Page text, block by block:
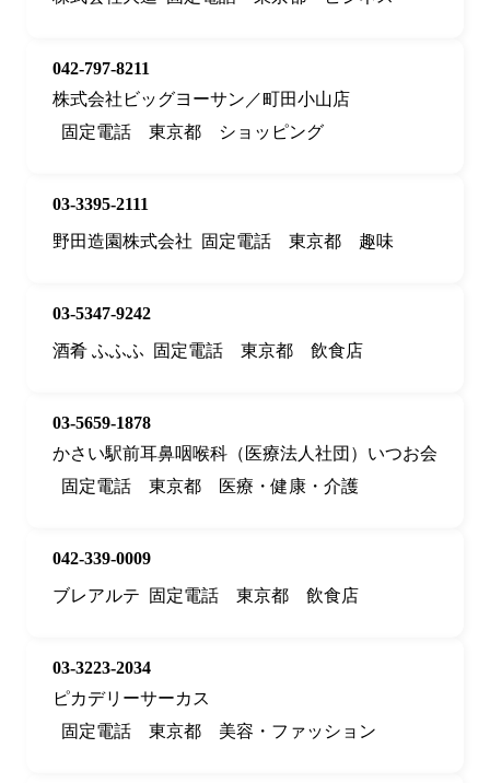
042-797-8211
株式会社ビッグヨーサン／町田小山店
固定電話
東京都 ショッピング
03-3395-2111
野田造園株式会社
固定電話 東京都 趣味
03-5347-9242
酒肴 ふふふ
固定電話 東京都 飲食店
03-5659-1878
かさい駅前耳鼻咽喉科（医療法人社団）いつお会
固定電話
東京都 医療・健康・介護
042-339-0009
ブレアルテ
固定電話 東京都 飲食店
03-3223-2034
ピカデリーサーカス
固定電話
東京都 美容・ファッション